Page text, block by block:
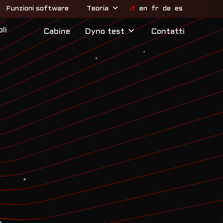
Funzioni software Teoria it en fr de es
Cabine Dyno test Contatti